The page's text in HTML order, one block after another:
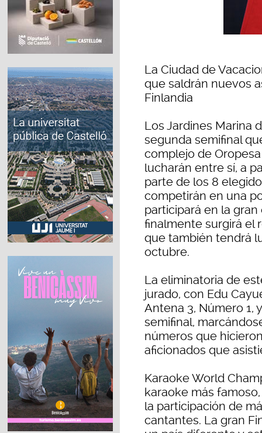
La Ciudad de
que saldrán nuevos
Finlandia
Los Jardines Marina
segunda semifinal
complejo de
lucharán entre sí, a
parte de los 8
competirán en una
participará en la
finalmente surgirá el
que también tendrá
octubre.
La eliminatoria de
jurado, con Edu
Antena 3, Número 1,
semifinal,
números que
aficionados que
Karaoke World
karaoke más
la participación de
cantantes. La gran